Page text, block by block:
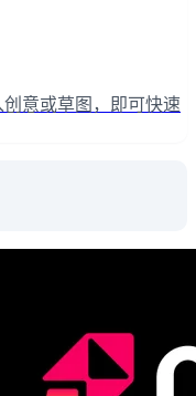
创意或草图，即可快速